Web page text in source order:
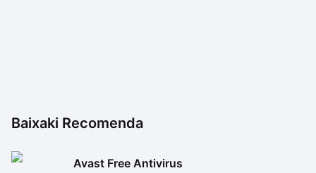
Baixaki Recomenda
Avast Free Antivirus